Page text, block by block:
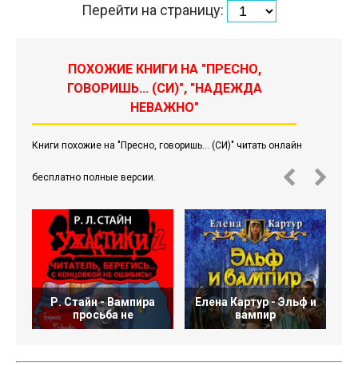
Перейти на страницу:
ПОХОЖИЕ КНИГИ НА "ПРЕСНО,
ГОВОРИШЬ... (СИ)", "НАДЕЖДА
НЕВАЖНО"
Книги похожие на "Пресно, говоришь... (СИ)" читать онлайн
бесплатно полные версии.
Р. Стайн - Вампира
просьба не
Елена Картур - Эльф и
вампир